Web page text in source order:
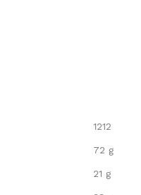
1212
72 g
21 g